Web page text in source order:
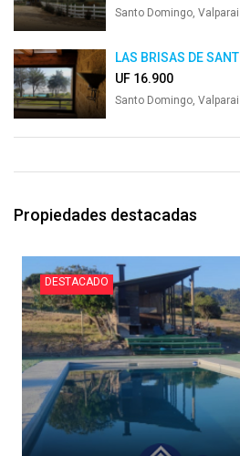
Santo Domingo,
LAS BRISAS DE
UF 16.900
Santo Domingo,
Propiedades destacadas
DESTACADO